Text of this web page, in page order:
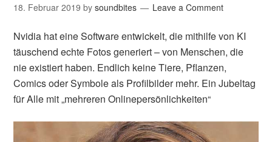
18. Februar 2019 bysoundbites Leave a Comment
Nvidia hat eine Software entwickelt, die mithilfe von KI
täuschend echte Fotos generiert – von Menschen, die
nie existiert haben. Endlich keine Tiere, Pflanzen,
Comics oder Symbole als Profilbilder mehr. Ein Jubeltag
für Alle mit „mehreren Onlinepersönlichkeiten“